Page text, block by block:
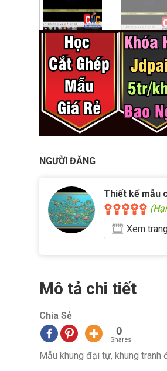
NGƯỜI ĐĂNG
Thiết kế mẫu
Xem
Mô tả chi tiết
Chia Sẻ
0
Shares
Mẫu khung đại tự, khung